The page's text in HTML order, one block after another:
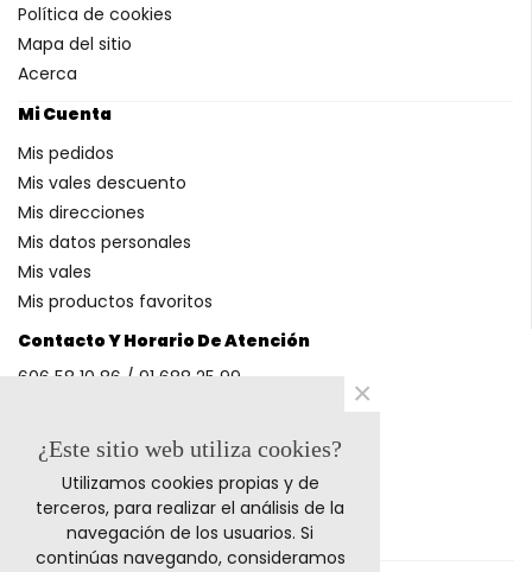
Contacto Y Horario De Atención
606 58 10 86 / 91 688 25 99
Métodos De Pago
Política de cookies
Mapa del sitio
Acerca
Mi Cuenta
Mis pedidos
Mis vales descuento
Mis direcciones
Mis datos personales
Mis vales
Mis productos favoritos
¿Este sitio web utiliza cookies?
Utilizamos cookies propias y de
terceros, para realizar el análisis de la
navegación de los usuarios. Si
continúas navegando, consideramos
×